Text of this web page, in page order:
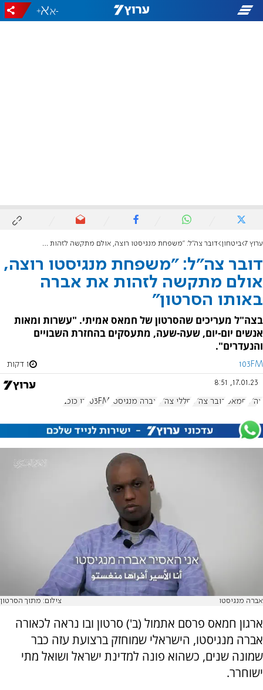
-
+
ערוץ 7 ביטחון דובר צה"ל: "משפחת מנגיסטו רוצה, אולם מתקשה לזהות את אברה באותו הסרטון"
דובר צה"ל: "משפחת מנגיסטו רוצה,
אולם מתקשה לזהות את אברה
באותו הסרטון"
בצה"ל מעריכים שהסרטון של חמאס אמיתי. "עשרות ומאות
אנשים יום-יום, שעה-שעה, מתעסקים בהחזרת השבויים
והנעדרים".
103FM 1 דקות
17.01.23, 8:51
צה"ל חמאס דובר צה"ל חללי צה"ל אברה מנגיסטו 103FM רן כוכב
אברה מנגיסטו צילום: מתוך הסרטון
ארגון חמאס פרסם אתמול (ב') סרטון ובו נראה לכאורה
אברה מנגיסטו, הישראלי שמוחזק ברצועת עזה כבר
שמונה שנים, כשהוא פונה למדינת ישראל ושואל מתי
ישוחרר.